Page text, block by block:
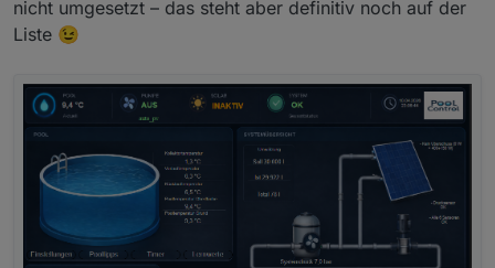
nicht umgesetzt – das steht aber definitiv noch auf der
Liste 😉